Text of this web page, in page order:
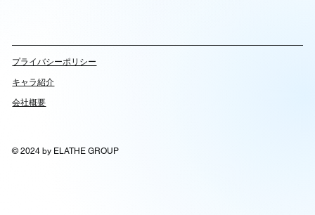
© 2024 by ELATHE GROUP
​プライバシーポリシー
キャラ紹介
会社概要